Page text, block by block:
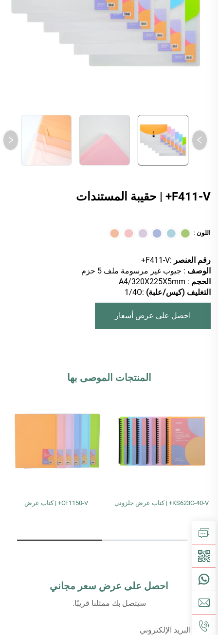
F411-V+ | حقيبة المستندات
اللون :
رقم العنصر :F411-V+
الوصف : جيوب غير مرسومة ملف 5 حزم
الحجم : A4/320X225X5mm
التغليف (كيس/علبة) :1/4O
احصل على عرض أسعار
المنتجات الموصى بها
KS623C-40-V+ | كتاب عرض حلزوني CF1150-V+ | كتاب عرض
احصل على عرض سعر مجاني
سيتصل بك ممثلنا قريبًا.
البريد الإلكتروني